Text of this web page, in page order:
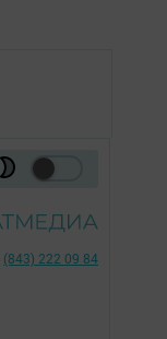
(843) 222 09 84